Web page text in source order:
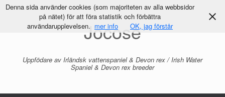
Jocose
Uppfödare av Irländsk vattenspaniel & Devon rex / Irish Water
Spaniel & Devon rex breeder
Denna sida använder cookies (som majoriteten av alla webbsidor
på nätet) för att föra statistik och förbättra
användarupplevelsen. mer info OK, jag förstår